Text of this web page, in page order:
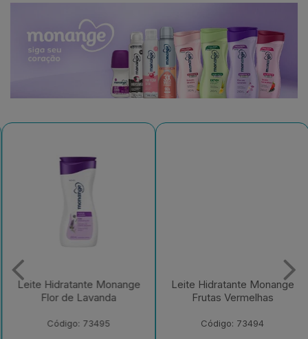
Leite Hidratante Monange
Flor de Lavanda
Código: 73495
Leite Hidratante Monange
Frutas Vermelhas
Código: 73494